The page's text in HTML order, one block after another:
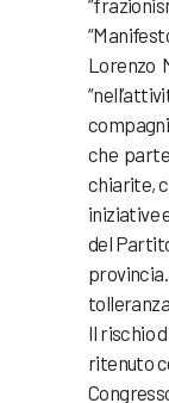
Lorenzo
che parte
chiarite,
iniziative
del
Il rischio
ritenuto